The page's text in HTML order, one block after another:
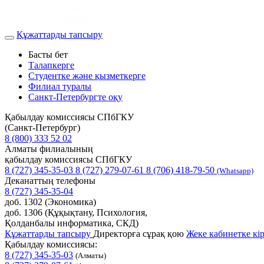
Құжаттарды тапсыру
Басты бет
Талапкерге
Студентке және қызметкерге
Филиал туралы
Санкт-Петербургте оқу
Қабылдау комиссиясы СПбГКУ
(Санкт-Петербург)
8 (800) 333 52 02
Алматы филиалының
қабылдау комиссиясы СПбГКУ
8 (727) 345-35-03 8 (727) 279-07-61 8 (706) 418-79-50 (Whatsapp)
Деканаттың телефоны
8 (727) 345-35-04
доб. 1302 (Экономика)
доб. 1306 (Құқықтану, Психология,
Қолданбалы информатика, СКД)
Құжаттарды тапсыру Директорға сұрақ қою Жеке кабинетке
Қабылдау комиссиясы:
8 (727) 345-35-03 (Алматы)